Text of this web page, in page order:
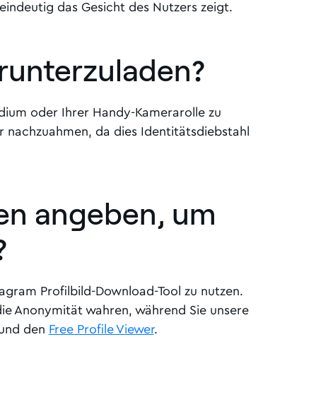
das Gesicht des Nutzers zeigt.
?
oder Ihrer Handy-Kamerarolle zu
nachzuahmen, da dies Identitätsdiebstahl
angeben, um
Profilbild-Download-Tool zu nutzen.
Anonymität wahren, während Sie unsere
den Free Profile Viewer.